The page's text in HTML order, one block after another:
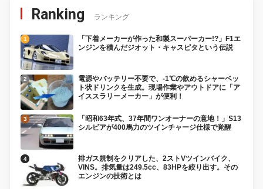
Ranking ランキング
「下着メーカーが作った和製スーパーカー!?」F1エ
ンジンを積んだジオット・キャスピタという伝説
電源やバッテリー不要で、-1℃の飲めるシャーベッ
ト状ドリンクを生成。現場作業やアウトドアに「ア
イススラリーメーカー」が便利！
「昭和63年式、37年間ワンオーナーの意地！」S13
シルビアが400馬力のツインチャージ仕様で覚醒
排ガス規制をクリアした、2ストVツインバイク、
VINS。排気量は249.5cc、83HPを絞り出す。その
エンジンの技術とは